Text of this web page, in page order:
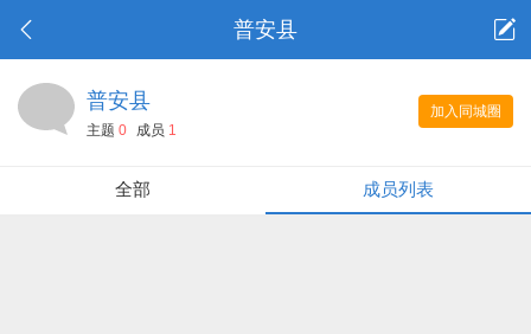
普安县
加入同城圈
普安县
主题 0 成员 1
全部 成员列表